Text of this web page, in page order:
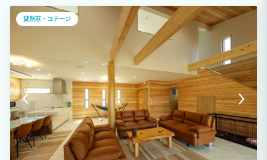
日 夜は満天の星空と波音 四季折々の色を放つ内房の景色は絶景です。 都心から少し離
れたこの場所で非日常な時間を過ごしていただける空間をご用意させていただきまし
た。 １F 36帖のリビングダイニングキッチンのワンフロア構成でそのままオープンテ
ラスへ。こちらでBBQを楽しんでいただけます。 ２F 寝室3部屋をご用意させていただ
きました。お風呂からは三浦半島、富士山を眺望できます。 ■■オプションのご案内■■
＊現地決済（現金、クレジットカード可）ご希望のお客様は施設までご連絡下さい。
【BBQグリルレンタル】1台3,300円（税込）/1日 【BBQ用夕食食材セット】4,400円
（税込）/1人前（メニュー：牛肉、豚肉、BIGソーセージ、季節の野菜、BBQグリル1
台付＊2人前からオーダー可能です。食材の準備がございますので、当日キャンセルは
お断りいたします。キャンセルは宿泊日3日前までにご連絡下さい。 ＊食物アレルギー
をお持ちのお客様へ 当施設でのご飲食にあたりましては、お客様の最終判断でお召し
上がりいただけます様お願いいたします。 食材、メニューについて、ご不明な点がご
ざいましたら事前にお問合せ下さい。 RivageBlueで楽しいひとときをお過ごし下さ
い。
貸別荘・コテージ